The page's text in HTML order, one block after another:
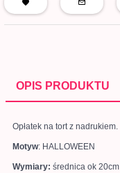
OPIS PRODUKTU
Opłatek na tort z nadrukiem.
Motyw: HALLOWEEN
Wymiary: średnica ok 20cm